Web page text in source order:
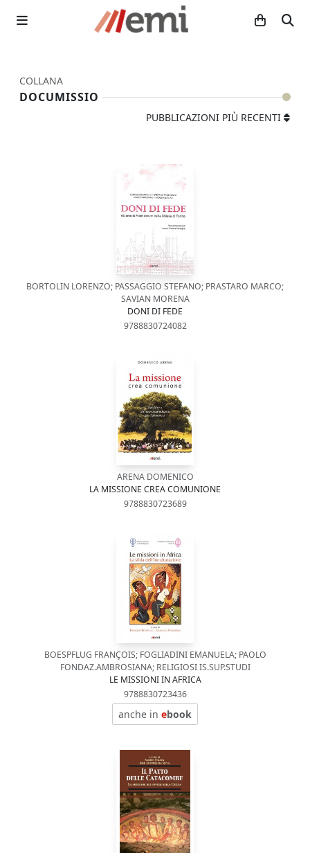
COLLANA
DOCUMISSIO
PUBBLICAZIONI PIÙ RECENTI
BORTOLIN LORENZO; PASSAGGIO STEFANO; PRASTARO MARCO;
SAVIAN MORENA
DONI DI FEDE
9788830724082
ARENA DOMENICO
LA MISSIONE CREA COMUNIONE
9788830723689
BOESPFLUG FRANÇOIS; FOGLIADINI EMANUELA; PAOLO
FONDAZ.AMBROSIANA; RELIGIOSI IS.SUP.STUDI
LE MISSIONI IN AFRICA
9788830723436
anche in ebook